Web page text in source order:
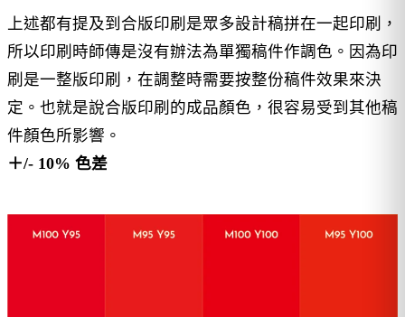
上述都有提及到合版印刷是眾多設計稿拼在一起印刷，
所以印刷時師傳是沒有辦法為單獨稿件作調色。因為印
刷是一整版印刷，在調整時需要按整份稿件效果來決
定。也就是說合版印刷的成品顏色，很容易受到其他稿
件顏色所影響。
＋/- 10% 色差